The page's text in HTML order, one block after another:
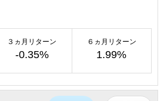
３ヵ月リターン
-0.35%
６ヵ月リターン
1.99%